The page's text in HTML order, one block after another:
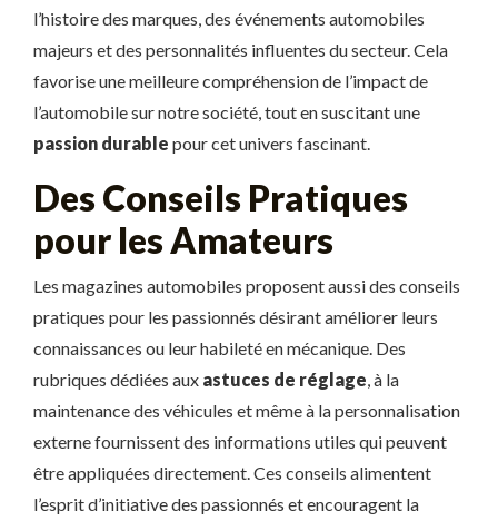
l’histoire des marques, des événements automobiles
majeurs et des personnalités influentes du secteur. Cela
favorise une meilleure compréhension de l’impact de
l’automobile sur notre société, tout en suscitant une
passion durable pour cet univers fascinant.
Des Conseils Pratiques
pour les Amateurs
Les magazines automobiles proposent aussi des conseils
pratiques pour les passionnés désirant améliorer leurs
connaissances ou leur habileté en mécanique. Des
rubriques dédiées aux astuces de réglage, à la
maintenance des véhicules et même à la personnalisation
externe fournissent des informations utiles qui peuvent
être appliquées directement. Ces conseils alimentent
l’esprit d’initiative des passionnés et encouragent la